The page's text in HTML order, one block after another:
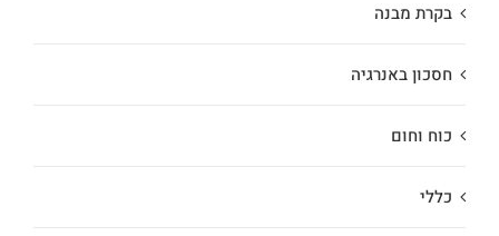
בקרת מבנה
חסכון באנרגיה
כוח וחום
כללי